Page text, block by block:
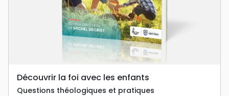
Découvrir la foi avec les enfants
Questions théologiques et pratiques